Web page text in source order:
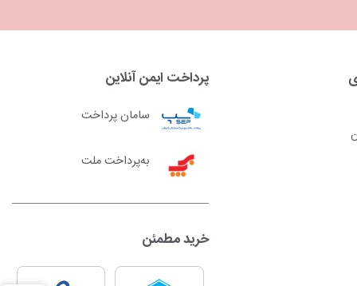
پرداخت ایمن آنلاین
سامان پرداخت
به‌پرداخت ملت
خرید مطمئن